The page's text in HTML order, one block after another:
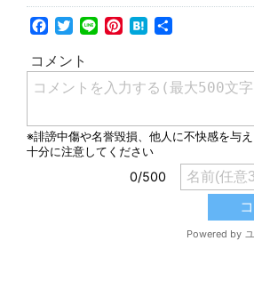
Facebook
Twitter
LinePinterest
Hatena
共